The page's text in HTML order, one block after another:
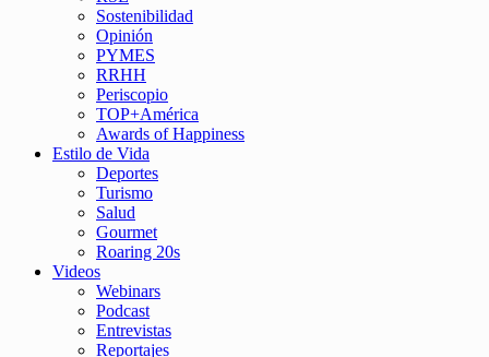
Sostenibilidad
Opinión
PYMES
RRHH
Periscopio
TOP+América
Awards of Happiness
Estilo de Vida
Deportes
Turismo
Salud
Gourmet
Roaring 20s
Videos
Webinars
Podcast
Entrevistas
Reportajes